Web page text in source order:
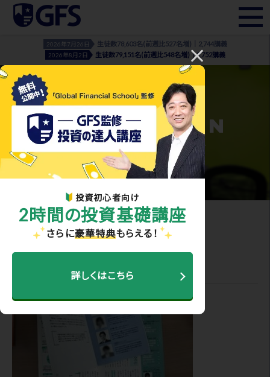
2026年7月26日 生徒数78,603名(前週比527名増)｜2,744講義
2026年8月2日 生徒数79,151名(前週比548名増)｜2,752講義
投資初心者向け
2時間の投資基礎講座
さらに豪華特典もらえる！
詳しくはこちら
INFORMATION
- お知らせ・メディア実績 -
ホーム>お知らせ・メディア実績> gfskouchou_02
2021.02.19